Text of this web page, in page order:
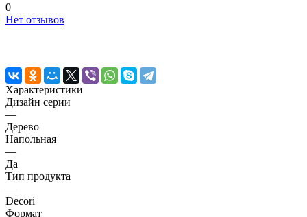
0
Нет отзывов
Характеристики
Дизайн серии
—
Дерево
Напольная
—
Да
Тип продукта
—
Decori
Формат